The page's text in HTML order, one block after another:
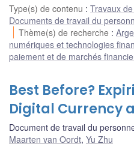
Type(s) de contenu : Travaux
Documents de travail du
Thème(s) de recherche :
numériques et technologies
paiement et de marchés
Best Before?
Digital Currency
Document de travail du
Maarten van Oordt, Yu Zhu